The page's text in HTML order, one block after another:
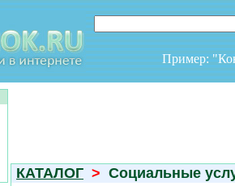
Пример:
КАТАЛОГ > Социальные